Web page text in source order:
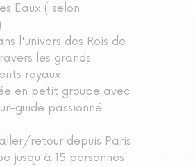
Eaux ( selon
l'univers des Rois de
les grands
royaux
en petit groupe avec
guide passionné
retour depuis Paris
jusqu'à 15 personnes